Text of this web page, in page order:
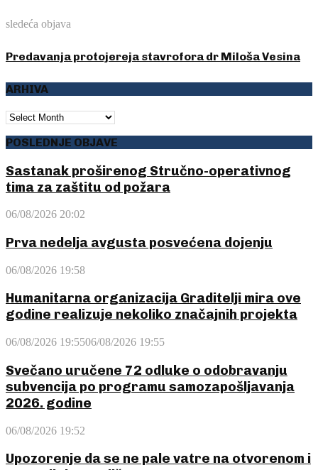
sledeća objava
Predavanja protojereja stavrofora dr Miloša Vesina
ARHIVA
ARHIVA
POSLEDNJE OBJAVE
Sastanak proširenog Stručno-operativnog
tima za zaštitu od požara
06/08/2026 20:02
Prva nedelja avgusta posvećena dojenju
06/08/2026 19:58
Humanitarna organizacija Graditelji mira ove
godine realizuje nekoliko značajnih projekta
06/08/2026 19:5506/08/2026 19:55
Svečano uručene 72 odluke o odobravanju
subvencija po programu samozapošljavanja
2026. godine
06/08/2026 19:52
Upozorenje da se ne pale vatre na otvorenom i